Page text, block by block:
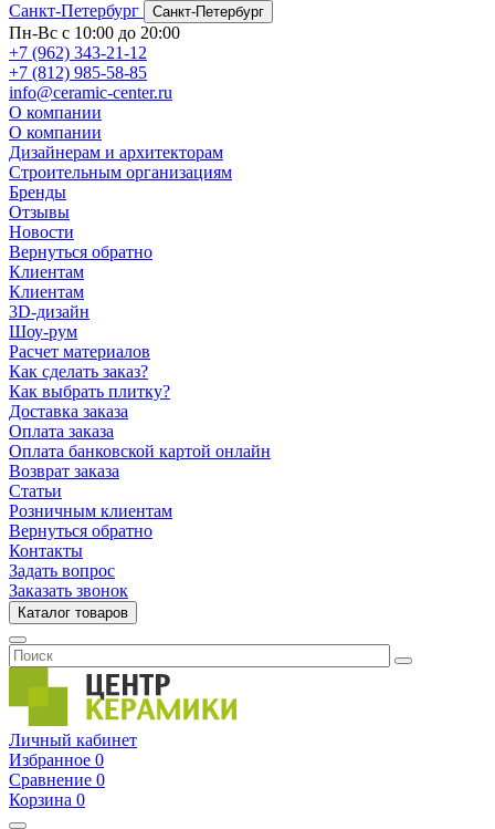
Санкт-Петербург
Санкт-Петербург
Пн-Вс с 10:00 до 20:00
+7 (962) 343-21-12
+7 (812) 985-58-85
info@ceramic-center.ru
О компании
О компании
Дизайнерам и архитекторам
Строительным организациям
Бренды
Отзывы
Новости
Вернуться обратно
Клиентам
Клиентам
3D-дизайн
Шоу-рум
Расчет материалов
Как сделать заказ?
Как выбрать плитку?
Доставка заказа
Оплата заказа
Оплата банковской картой онлайн
Возврат заказа
Статьи
Розничным клиентам
Вернуться обратно
Контакты
Задать вопрос
Заказать звонок
Каталог товаров
Личный кабинет
Избранное 0
Сравнение 0
Корзина 0